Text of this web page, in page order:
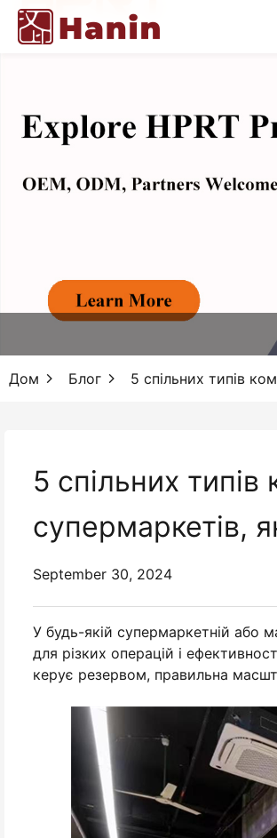
Дом Блог 5 спільних типів
5 спільних
супермаркетів,
September 30, 2024
У будь-якій супермаркетній або
для різких операцій і
керує резервом, правильна